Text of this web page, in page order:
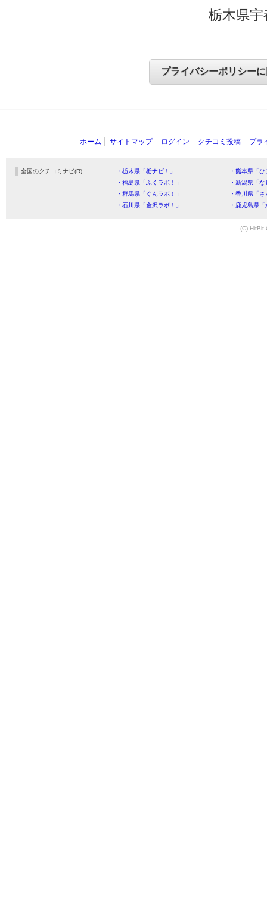
栃木県
ホーム サイトマップ ログイン クチコミ投稿 プラ
全国のクチコミナビ(R) ・栃木県「栃ナビ！」
・熊本県「
・福島県「ふくラボ！」
・新潟県「
・群馬県「ぐんラボ！」
・香川県「
・石川県「金沢ラボ！」
・鹿児島県
(C) HitBit